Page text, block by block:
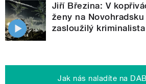
Jiří Březina: V
ženy na
zasloužilý
Jak nás naladíte na